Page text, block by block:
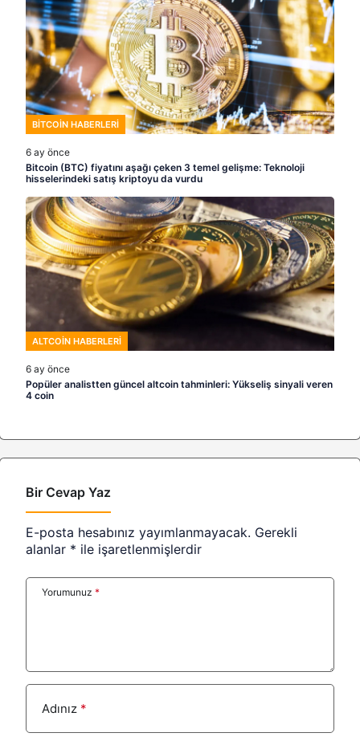
BITCOIN HABERLERI
6 ay önce
Bitcoin (BTC) fiyatını aşağı çeken 3 temel gelişme: Teknoloji
hisselerindeki satış kriptoyu da vurdu
ALTCOIN HABERLERI
6 ay önce
Popüler analistten güncel altcoin tahminleri: Yükseliş sinyali veren
4 coin
Bir Cevap Yaz
E-posta hesabınız yayımlanmayacak. Gerekli
alanlar * ile işaretlenmişlerdir
Yorumunuz *
Adınız *